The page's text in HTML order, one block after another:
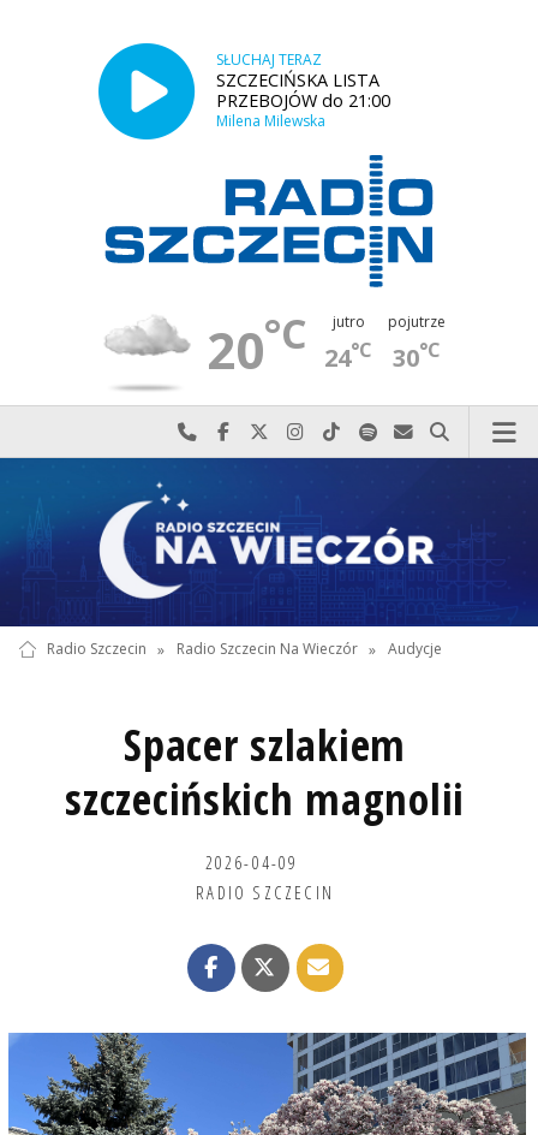
SŁUCHAJ TERAZ
SZCZECIŃSKA LISTA
PRZEBOJÓW do 21:00
Milena Milewska
20°C jutro
24°C
pojutrze
30°C
Najlepiej po prostu do nas zadzwoń
Odwiedź nas na Facebook-u
Odwiedź nas na X
Odwiedź nas na Instagram-ie
Odwiedź nas na TikTok-u
Szukaj nas na Spotify
Wyślij do nas
Szukaj
Radio Szczecin » Radio Szczecin Na Wieczór » Audycje
Spacer szlakiem
szczecińskich magnolii
2026-04-09
RADIO SZCZECIN